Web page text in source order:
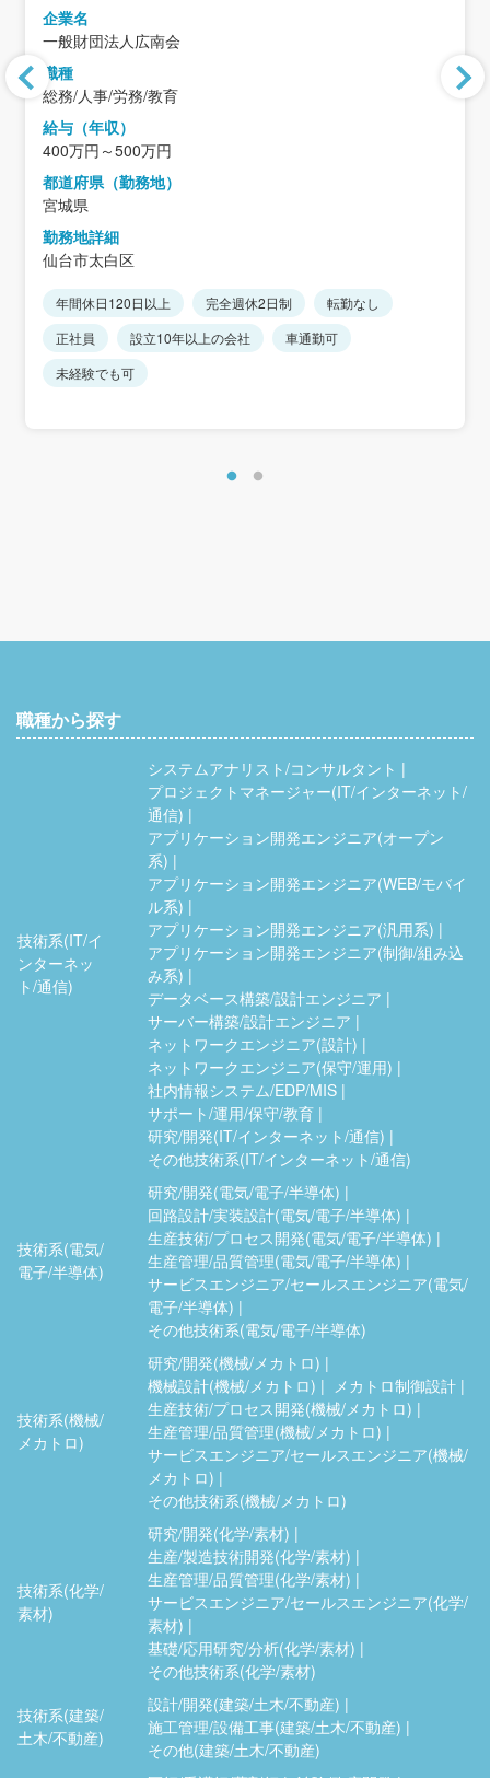
企業名
一般財団法人広南会
職種
総務/人事/労務/教育
給与（年収）
400万円～500万円
都道府県（勤務地）
宮城県
勤務地詳細
仙台市太白区
年間休日120日以上 完全週休2日制
転勤なし
正社員
設立10年以上の会社
車通勤可
未経験でも可
職種から探す
技術系(IT/イ
ンターネッ
ト/通信)
システムアナリスト/コンサルタント
プロジェクトマネージャー(IT/インターネット/
通信)
アプリケーション開発エンジニア(オープン
系)
アプリケーション開発エンジニア(WEB/モバイ
ル系)
アプリケーション開発エンジニア(汎用系)
アプリケーション開発エンジニア(制御/組み込
み系)
データベース構築/設計エンジニア
サーバー構築/設計エンジニア
ネットワークエンジニア(設計)
ネットワークエンジニア(保守/運用)
社内情報システム/EDP/MIS
サポート/運用/保守/教育
研究/開発(IT/インターネット/通信)
その他技術系(IT/インターネット/通信)
技術系(電気/
電子/半導体)
研究/開発(電気/電子/半導体)
回路設計/実装設計(電気/電子/半導体)
生産技術/プロセス開発(電気/電子/半導体)
生産管理/品質管理(電気/電子/半導体)
サービスエンジニア/セールスエンジニア(電気/
電子/半導体)
その他技術系(電気/電子/半導体)
技術系(機械/
メカトロ)
研究/開発(機械/メカトロ)
機械設計(機械/メカトロ)
メカトロ制御設計
生産技術/プロセス開発(機械/メカトロ)
生産管理/品質管理(機械/メカトロ)
サービスエンジニア/セールスエンジニア(機械/
メカトロ)
その他技術系(機械/メカトロ)
技術系(化学/
素材)
研究/開発(化学/素材)
生産/製造技術開発(化学/素材)
生産管理/品質管理(化学/素材)
サービスエンジニア/セールスエンジニア(化学/
素材)
基礎/応用研究/分析(化学/素材)
その他技術系(化学/素材)
技術系(建築/
土木/不動産)
設計/開発(建築/土木/不動産)
施工管理/設備工事(建築/土木/不動産)
その他(建築/土木/不動産)